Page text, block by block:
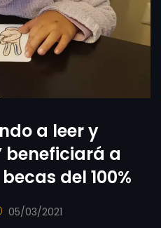
a leer y
beneficiará a
del 100%
05/03/2021